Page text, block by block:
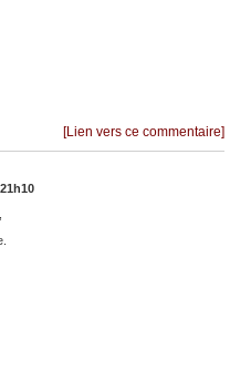
[Lien vers ce commentaire]